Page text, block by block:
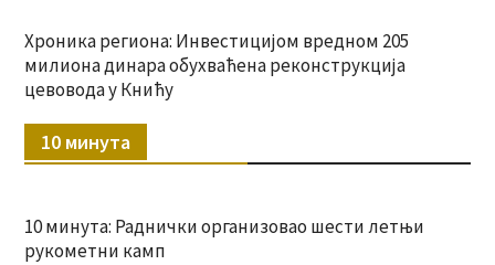
Хроника региона: Инвестицијом вредном 205
милиона динара обухваћена реконструкција
цевовода у Книћу
10 минута
10 минута: Раднички организовао шести летњи
рукометни камп